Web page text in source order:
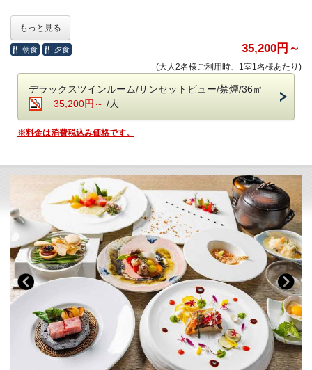
ホテル内のドリンクやおつまみなどは、ご宿泊料金に含まれます。
＜高濃度ラジウム温泉＞（6:00～10:00／15:30～24:00）
・「万病の湯」と称される名湯と、
讃岐平野を望む絶景の半露天風呂が魅力。
・湯上がりラウンジ：生ビール＆ドリンク、アイスクリーム
＜ラウンジ＞（7:00～12:00／15:00～24:00）
・メインラウンジ（スカイガーデン併設）：おつまみとドリンク
・スポットラウンジ：讃岐うどんのお夜食（21:00～23:30）
＜ザ・ミュージックルーム＞（7:00～12:00／15:00～24:00）
・ハンギングソファーで音楽を堪能
＜ライブラリー＞（7:00～12:00／15:00～24:00）
・お気に入りの一冊を
■-ご予約にあたって-■
・12歳以下のお子様はご遠慮いただいております。
・8名様以上のご宿泊は事前にご相談ください。
・バリアフリー、ポーターサービスは未対応です。
お二人なら8,000円OFFになるお得なプランです。
※表示金額は割引されたプラン料金です。
■-《夕食》讃岐平野を一望する特等席で味わう鉄板懐石-■
四国の“恵みの海”が育んだ旬の魚介、
専属農家から毎朝届くみずみずしい野菜、
そして香川が誇る「讃岐オリーブ牛」A5ランクのみを厳選。
目の前で焼き上がる香ばしい音と、
夕景に染まる絶景を眺めるひとときは、
まさに至福の体験です。
・お食事中のドリンクフリー
・会場 レストラン「ザ・マイルストーン」
・時間 17:30／18:30／19:30（完全予約制。予約時にご指定くださ
い）
ご希望のお時間が満席の際は、お時間の変更をお願いする場合がござ
います。
■-朝のごちそう《和食御膳》-■
炊きたて土鍋ご飯のふわりと広がる甘い香り、
みずみずしい朝採れ野菜、濃厚な牧場直送の牛乳
契約農家や牧場から毎朝届く新鮮食材を使い、
一品一品丁寧に仕上げた、心と体にやさしい朝食です。
もっと見る
朝食 夕食 35,200円～
(大人2名様ご利用時、1室1名様あたり)
デラックスツインルーム/サンセットビュー/禁煙/36㎡
35,200円～ /人
※料金は消費税込み価格です。